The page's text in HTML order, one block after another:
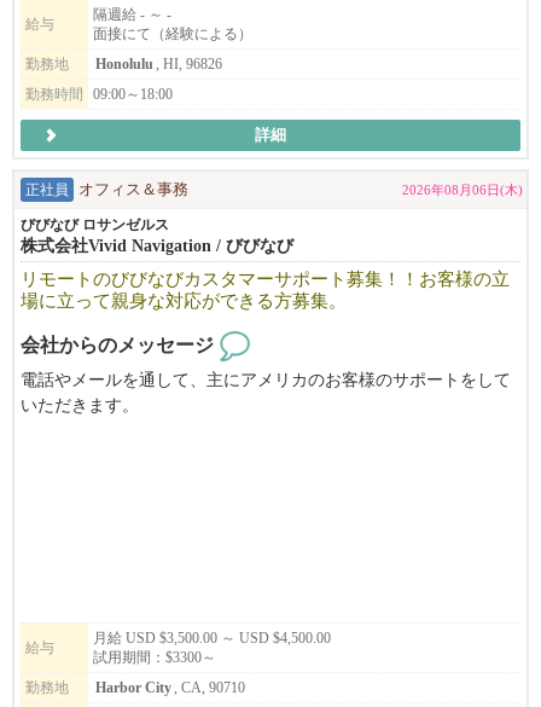
不動産ライセンス保有者又は、使用期間内にライセンスが取得で
きる方
***1.2歓迎条件***
不動産ライセンス保有者歓迎（必須ではありません）
日本語・英語のバイリンガル歓迎
Microsoft Excel・Word・AI(Chat Gpt等)の基本操作ができる方
丁寧なコミュニケーション能力と事務処理能力
細かい点にも気を配り、自ら考えて柔軟に行動できる方
学ぶ意欲があり、物事へ主体的に取り組んでいける方
キャリアパス
プロパティマネジメントまたは会計業務へのキャリアアップの可
能性あり。
給与
隔週給 - ～ -
面接にて（経験による）
勤務地
Honolulu, HI, 96826
勤務時間
09:00～18:00
詳細
正社員 オフィス＆事務 2026年08月06日(木)
びびなび ロサンゼルス
株式会社Vivid Navigation / びびなび
リモートのびびなびカスタマーサポート募集！！お客様の立
場に立って親身な対応ができる方募集。
会社からのメッセージ
電話やメールを通して、主にアメリカのお客様のサポートをして
いただきます。
給与
月給 USD $3,500.00 ～ USD $4,500.00
試用期間：$3300～
勤務地
Harbor City , CA, 90710